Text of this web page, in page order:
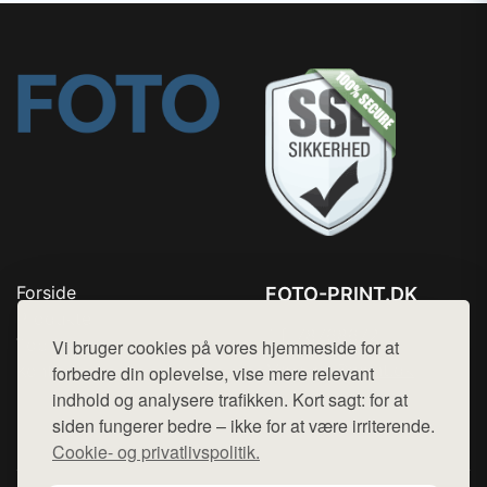
Vi bruger cookies på vores hjemmeside for at
forbedre din oplevelse, vise mere relevant
indhold og analysere trafikken. Kort sagt: for at
siden fungerer bedre – ikke for at være irriterende.
Cookie- og privatlivspolitik.
Forside
Top Rabatter
Kontakt
FOTO-PRINT.DK
Mail: hej@want.dk
Cookie- og privatlivspolitik